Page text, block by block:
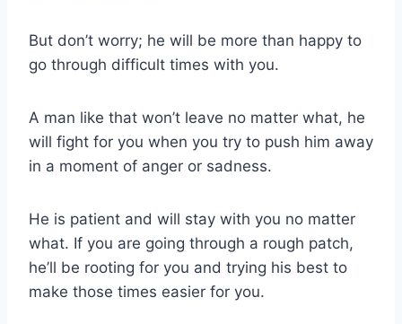
But don’t worry; he will be more than happy to
go through difficult times with you.
A man like that won’t leave no matter what, he
will fight for you when you try to push him away
in a moment of anger or sadness.
He is patient and will stay with you no matter
what. If you are going through a rough patch,
he’ll be rooting for you and trying his best to
make those times easier for you.